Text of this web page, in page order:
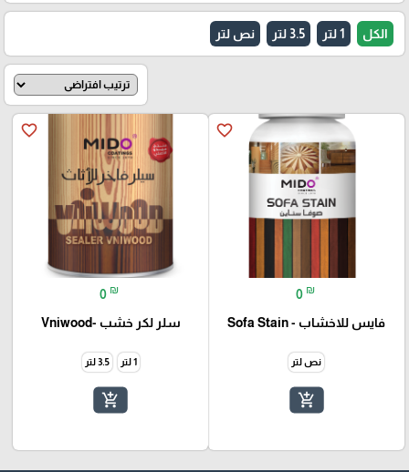
الكل 1 لتر 3.5 لتر نص لتر
favorite_border
0 ₪
فايس للاخشاب - Sofa Stain
نص لتر
add_shopping_cart
favorite_border
0 ₪
سلر لكر خشب -Vniwood
1 لتر 3.5 لتر
add_shopping_cart